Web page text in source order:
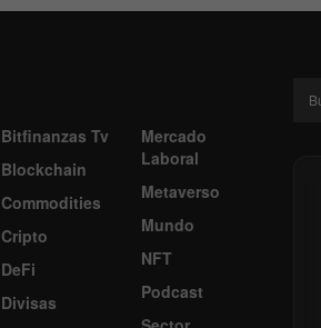
Bitfinanzas Tv
Blockchain
Commodities
Cripto
DeFi
Divisas
Mercado
Laboral
Metaverso
Mundo
NFT
Podcast